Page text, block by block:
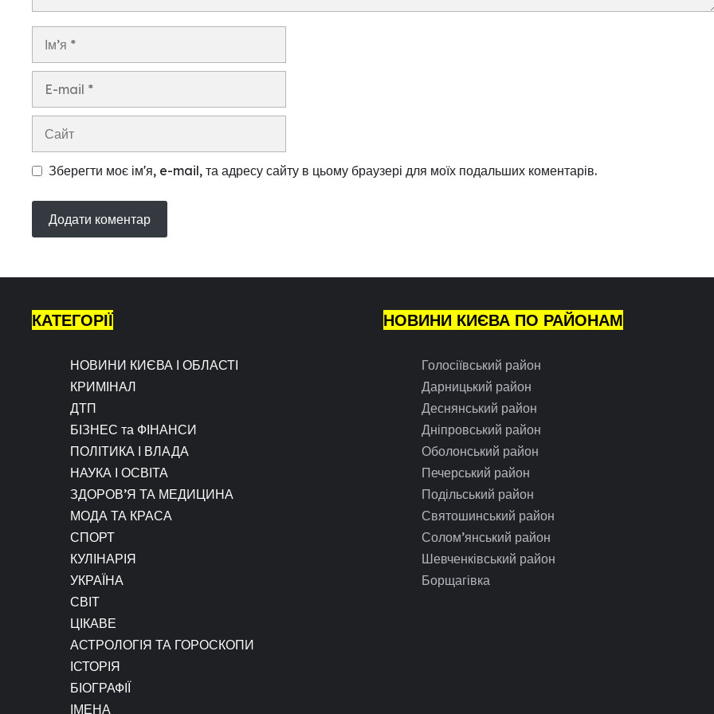
Зберегти моє ім'я, e-mail, та адресу сайту в цьому браузері для моїх подальших коментарів.
КАТЕГОРІЇ
НОВИНИ КИЄВА І ОБЛАСТІ
КРИМІНАЛ
ДТП
БІЗНЕС та ФІНАНСИ
ПОЛІТИКА І ВЛАДА
НАУКА І ОСВІТА
ЗДОРОВ’Я ТА МЕДИЦИНА
МОДА ТА КРАСА
СПОРТ
КУЛІНАРІЯ
УКРАЇНА
СВІТ
ЦІКАВЕ
АСТРОЛОГІЯ ТА ГОРОСКОПИ
ІСТОРІЯ
БІОГРАФІЇ
ІМЕНА
НОВИНИ КИЄВА ПО РАЙОНАМ
Голосіївський район
Дарницький район
Деснянський район
Дніпровський район
Оболонський район
Печерський район
Подільський район
Святошинський район
Солом’янський район
Шевченківський район
Борщагівка